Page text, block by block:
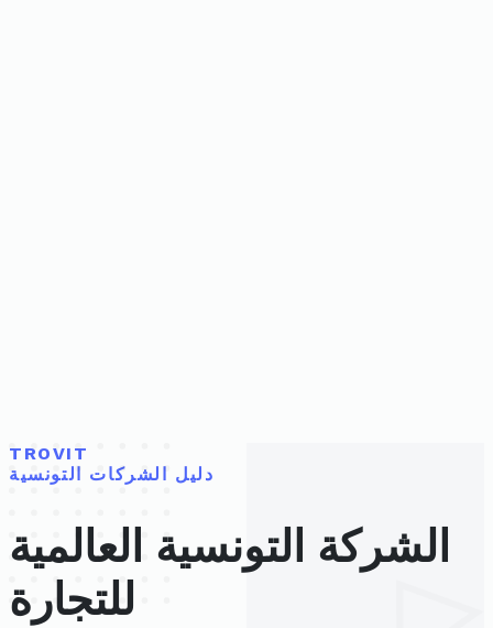
TROVIT
دليل الشركات التونسية
الشركة التونسية العالمية
للتجارة